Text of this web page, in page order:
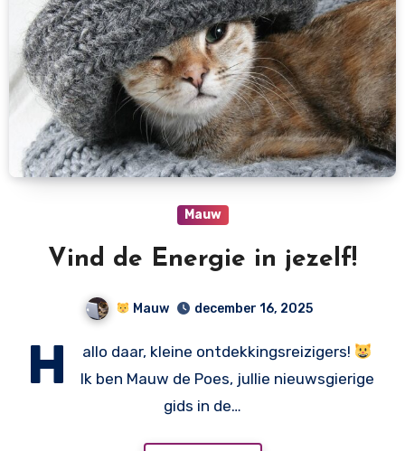
Mauw
Vind de Energie in jezelf!
Mauw december 16, 2025
H
allo daar, kleine ontdekkingsreizigers!
Ik ben Mauw de Poes, jullie nieuwsgierige
gids in de…